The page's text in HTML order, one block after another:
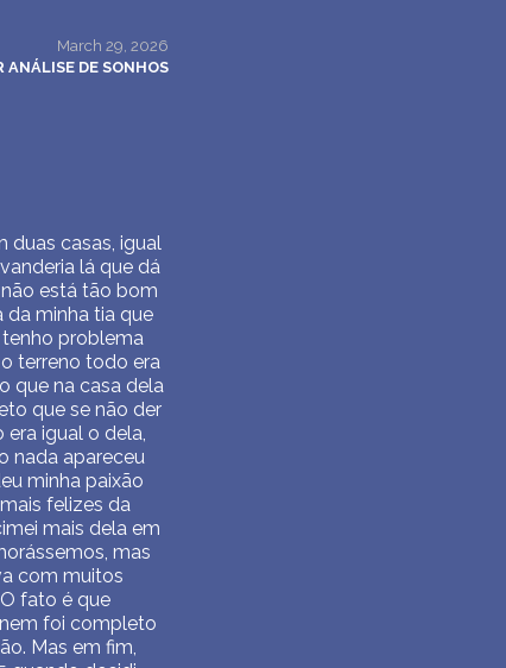
March 29, 2026
ANÁLISE DE SONHOS
duas casas, igual
lá que dá
está tão bom
da minha tia que
problema
terreno todo era
que na casa dela
que se não der
igual o dela,
nada apareceu
minha paixão
felizes da
mais dela em
mas
com muitos
fato é que
foi completo
Mas em fim,